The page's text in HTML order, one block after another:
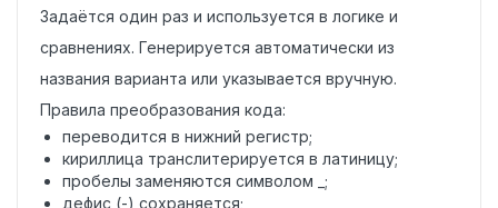
Задаётся один раз и используется в логике и
сравнениях. Генерируется автоматически из
названия варианта или указывается вручную.
Правила преобразования кода:
переводится в нижний регистр;
кириллица транслитерируется в латиницу;
пробелы заменяются символом _;
дефис (-) сохраняется;